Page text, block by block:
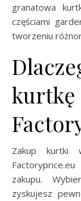
granatowa
częściami
tworzeniu
kurtkę
Zakup kurtki
zakupu.
zyskujesz